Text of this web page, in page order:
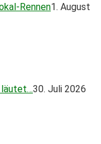
Rennen1. August
läutet…30. Juli 2026